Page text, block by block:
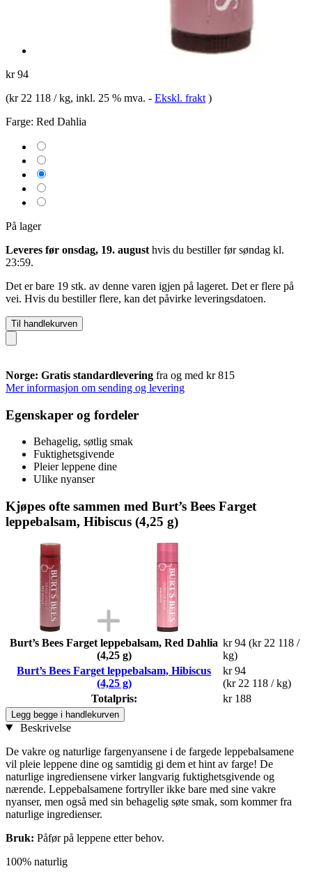
kr 94
(kr 22 118 / kg, inkl. 25 % mva. - Ekskl. frakt )
Farge: Red Dahlia
På lager
Leveres før onsdag, 19. august hvis du bestiller førsøndag kl.
23:59.
Det er bare 19 stk. av denne varen igjen på lageret. Det er flere på
vei. Hvis du bestiller flere, kan det påvirke leveringsdatoen.
Til handlekurven
Norge: Gratis standardlevering fra og med kr 815
Mer informasjon om sending og levering
Egenskaper og fordeler
Behagelig, søtlig smak
Fuktighetsgivende
Pleier leppene dine
Ulike nyanser
Kjøpes ofte sammen med Burt’s Bees Farget
leppebalsam, Hibiscus (4,25 g)
Burt’s Bees Farget leppebalsam, Red Dahlia
(4,25 g)
kr 94 (kr 22 118 /
kg)
Burt’s Bees Farget leppebalsam, Hibiscus
(4,25 g)
kr 94
(kr 22 118 / kg)
Totalpris:
kr 188
Legg begge i handlekurven
Beskrivelse
De vakre og naturlige fargenyansene i de fargede leppebalsamene
vil pleie leppene dine og samtidig gi dem et hint av farge! De
naturlige ingrediensene virker langvarig fuktighetsgivende og
nærende. Leppebalsamene fortryller ikke bare med sine vakre
nyanser, men også med sin behagelig søte smak, som kommer fra
naturlige ingredienser.
Bruk: Påfør på leppene etter behov.
100% naturlig